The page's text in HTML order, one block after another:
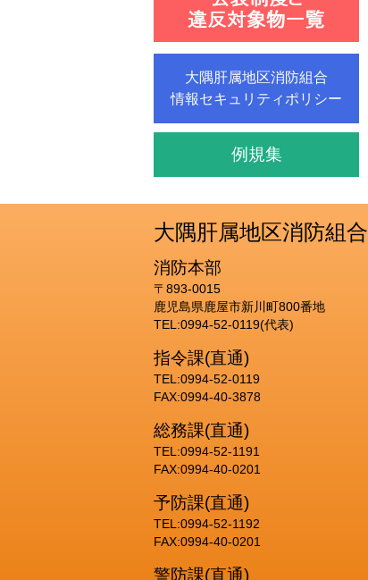
大隅肝属地区消防組合
情報セキュリティポリシー
例規集
大隅肝属地区消防組合
消防本部
〒893-0015
鹿児島県鹿屋市新川町800番地
TEL:0994-52-0119(代表)
指令課(直通)
TEL:0994-52-0119
FAX:0994-40-3878
総務課(直通)
TEL:0994-52-1191
FAX:0994-40-0201
予防課(直通)
TEL:0994-52-1192
FAX:0994-40-0201
警防課(直通)